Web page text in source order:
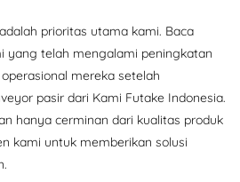
prioritas utama kami. Baca
yang telah mengalami peningkatan
mereka setelah
pasir dari Kami Futake Indonesia.
hanya cerminan dari kualitas produk
kami untuk memberikan solusi